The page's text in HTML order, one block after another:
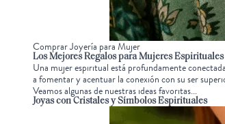
Comprar Joyería para Mujer
Los MejoresRegalos para Mujeres Espirituales
Una mujer espiritual está profundamente
a fomentar y acentuar la conexión con su ser
Veamos algunas de nuestras ideas favoritas...
Joyas con Cristales y Símbolos Espirituales